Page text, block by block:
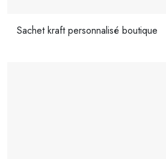
Sachet kraft personnalisé boutique